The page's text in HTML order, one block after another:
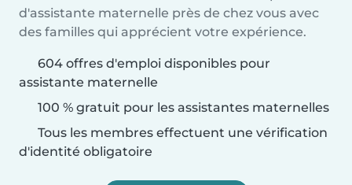
d'assistante maternelle près de chez vous avec
des familles qui apprécient votre expérience.
604 offres d'emploi disponibles pour
assistante maternelle
100 % gratuit pour les assistantes maternelles
Tous les membres effectuent une vérification
d'identité obligatoire